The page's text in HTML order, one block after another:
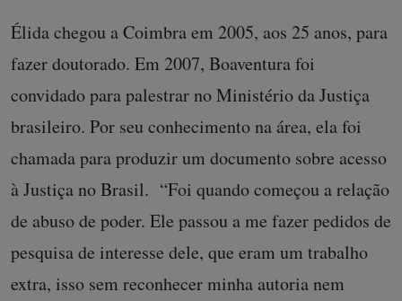
Élida chegou a Coimbra em 2005, aos 25 anos, para
fazer doutorado. Em 2007, Boaventura foi
convidado para palestrar no Ministério da Justiça
brasileiro. Por seu conhecimento na área, ela foi
chamada para produzir um documento sobre acesso
à Justiça no Brasil. “Foi quando começou a relação
de abuso de poder. Ele passou a me fazer pedidos de
pesquisa de interesse dele, que eram um trabalho
extra, isso sem reconhecer minha autoria nem